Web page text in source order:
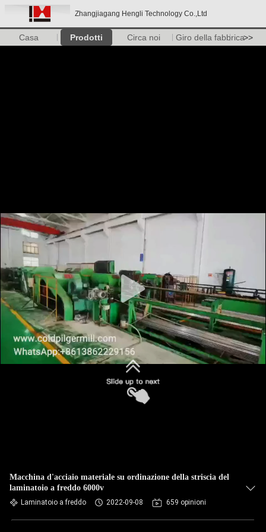
Zhangjiagang Hengli Technology Co.,Ltd
Casa Prodotti Circa noi Giro della fabbrica>>
Macchina d'acciaio materiale su ordinazione della striscia del
laminatoio a freddo 6000v
Laminatoio a freddo 2022-09-08 659 opinioni